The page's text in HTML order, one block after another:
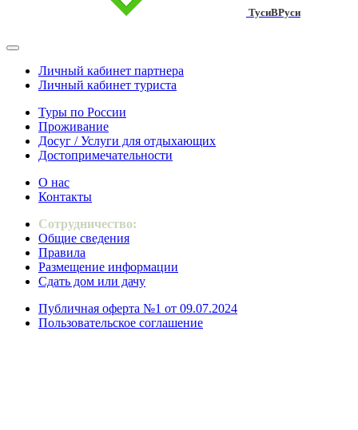
ТусиВРуси
Личный кабинет партнера
Личный кабинет туриста
Туры по России
Проживание
Досуг / Услуги для отдыхающих
Достопримечательности
О нас
Контакты
Сотрудничество:
Общие сведения
Правила
Размещение информации
Сдать дом или дачу
Публичная оферта №1 от 09.07.2024
Пользовательское соглашение